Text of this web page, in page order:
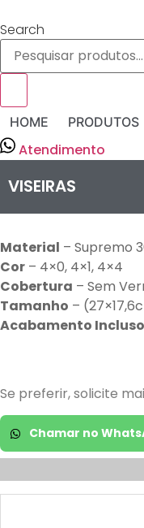
para
o
conteúdo
Search
HOME PRODUTOS
Atendimento
VISEIRAS
Material – Supremo
Cor – 4×0, 4×1, 4×4
Cobertura – Sem
Tamanho –
Acabamento Incluso
Se preferir, solicite
Chamar no